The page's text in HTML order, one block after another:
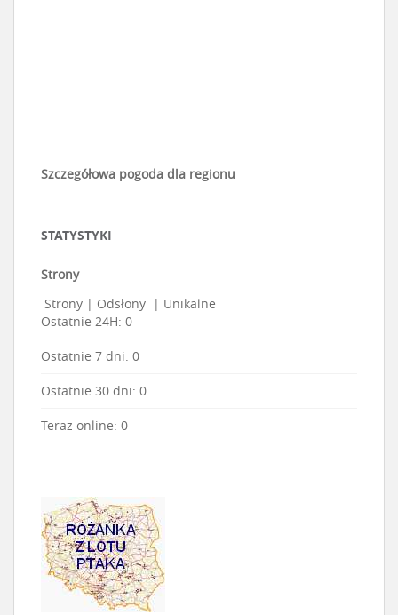
Szczegółowa pogoda dla regionu
STATYSTYKI
Strony
Strony | Odsłony | Unikalne
Ostatnie 24H: 0
Ostatnie 7 dni: 0
Ostatnie 30 dni: 0
Teraz online: 0